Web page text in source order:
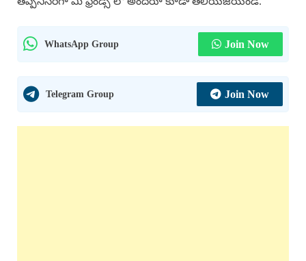
WhatsApp Group Join Now
Telegram Group Join Now